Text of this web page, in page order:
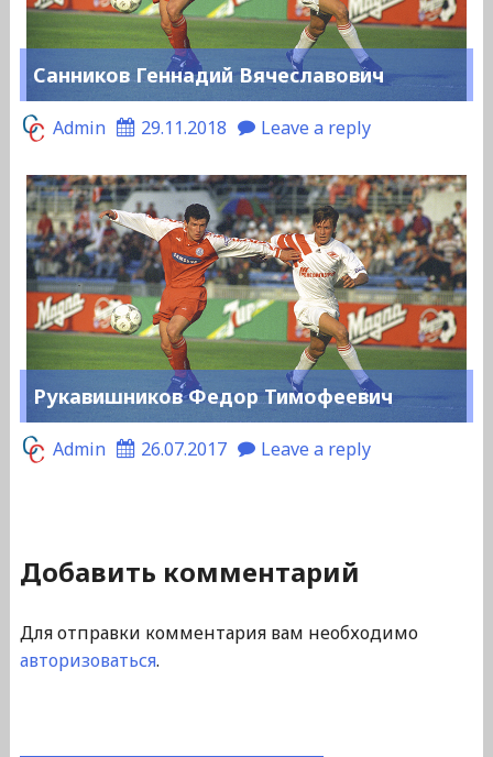
Санников Геннадий Вячеславович
Admin 29.11.2018 Leave a reply
Рукавишников Федор Тимофеевич
Admin 26.07.2017 Leave a reply
Добавить комментарий
Для отправки комментария вам необходимо
авторизоваться.